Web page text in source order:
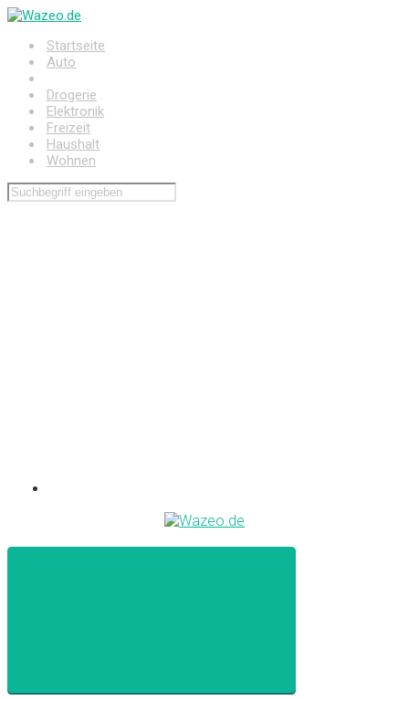
Zum
springenStartseite
Auto
Drogerie
Elektronik
Freizeit
Haushalt
Wohnen